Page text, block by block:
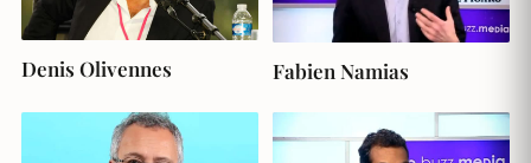
Denis Olivennes Fabien Namias